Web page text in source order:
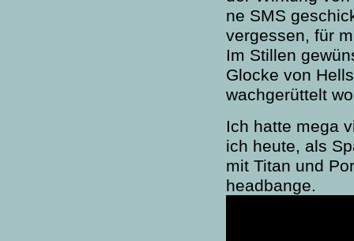
ne SMS
vergessen, für
Im Stillen
Glocke von
wachgerüttelt
Ich hatte mega
ich heute, als
mit Titan und
headbange.